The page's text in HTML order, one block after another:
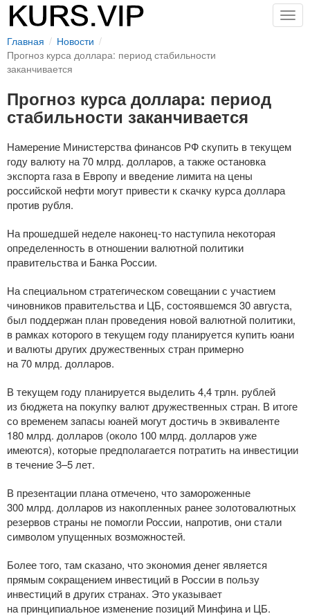
Главная
Новости
Прогноз курса доллара: период стабильности
заканчивается
Прогноз курса доллара: период
стабильности заканчивается
Намерение Министерства финансов РФ скупить в текущем
году валюту на 70 млрд. долларов, а также остановка
экспорта газа в Европу и введение лимита на цены
российской нефти могут привести к скачку курса доллара
против рубля.
На прошедшей неделе наконец-то наступила некоторая
определенность в отношении валютной политики
правительства и Банка России.
На специальном стратегическом совещании с участием
чиновников правительства и ЦБ, состоявшемся 30 августа,
был поддержан план проведения новой валютной политики,
в рамках которого в текущем году планируется купить юани
и валюты других дружественных стран примерно
на 70 млрд. долларов.
В текущем году планируется выделить 4,4 трлн. рублей
из бюджета на покупку валют дружественных стран. В итоге
со временем запасы юаней могут достичь в эквиваленте
180 млрд. долларов (около 100 млрд. долларов уже
имеются), которые предполагается потратить на инвестиции
в течение 3–5 лет.
В презентации плана отмечено, что замороженные
300 млрд. долларов из накопленных ранее золотовалютных
резервов страны не помогли России, напротив, они стали
символом упущенных возможностей.
Более того, там сказано, что экономия денег является
прямым сокращением инвестиций в России в пользу
инвестиций в других странах. Это указывает
на принципиальное изменение позиций Минфина и ЦБ.